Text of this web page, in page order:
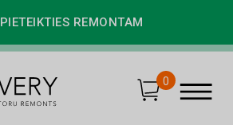
PIETEIKTIES REMONTAM
0